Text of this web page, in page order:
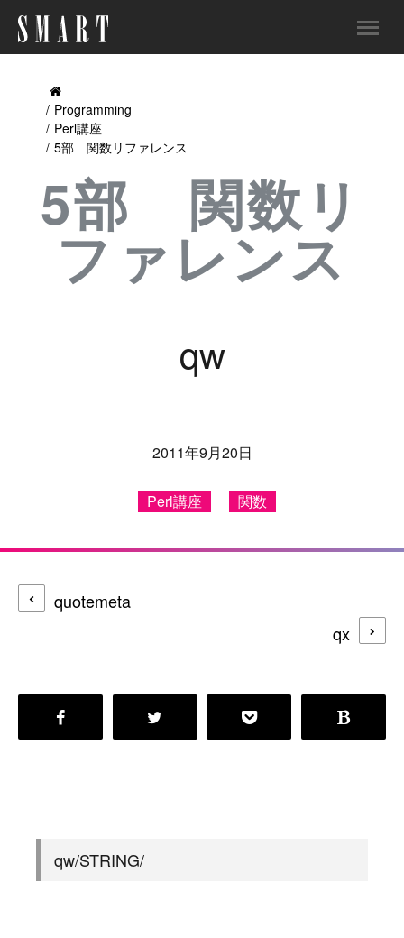
Programming
Perl講座
5部 関数リファレンス
5部 関数リ
ファレンス
qw
2011年9月20日
Perl講座 関数
quotemeta
qx
qw/STRING/